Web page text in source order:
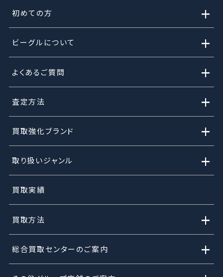
初めての方 +
ビーグルについて +
よくあるご質問 +
査定方法 +
買取強化ブランド +
取り扱いジャンル +
買取実績
買取方法 +
総合買取センターのご案内 +